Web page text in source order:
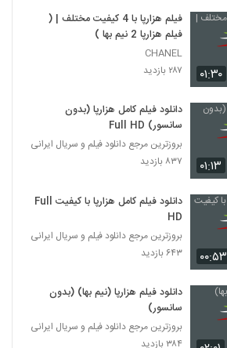
۰۱:۳۰
فیلم هزارپا با 4 کیفیت مختلف | (
فیلم هزارپا 2 نیم بها )
CHANEL
۲۸۷ بازدید
۰۱:۱۳
دانلود فیلم کامل هزارپا (بدون
سانسور) Full HD
بروزترین مرجع دانلود فیلم و سریال ایرانی
۸۳۷ بازدید
۰۰:۵۳
دانلود فیلم کامل هزارپا با کیفیت Full
HD
بروزترین مرجع دانلود فیلم و سریال ایرانی
۶۴۳ بازدید
دانلود فیلم هزارپا (نیم بها) (بدون
سانسور)
بروزترین مرجع دانلود فیلم و سریال ایرانی
۳۸۴ بازدید